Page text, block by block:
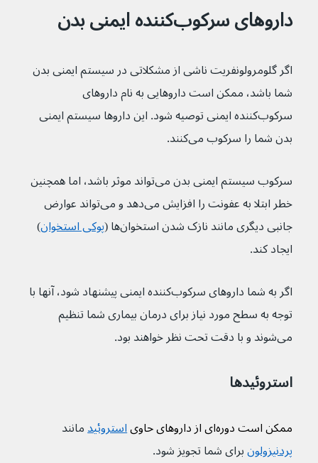
داروهای سرکوب‌کننده ایمنی بدن
اگر گلومرولونفریت ناشی از مشکلاتی در سیستم ایمنی بدن
شما باشد، ممکن است داروهایی به نام داروهای
سرکوب‌کننده ایمنی توصیه شود. این داروها سیستم ایمنی
بدن شما را سرکوب می‌کنند.
سرکوب سیستم ایمنی بدن می‌تواند موثر باشد، اما همچنین
خطر ابتلا به عفونت را افزایش می‌دهد و می‌تواند عوارض
جانبی دیگری مانند نازک شدن استخوان‌ها (
پوکی استخوان)
ایجاد کند.
اگر به شما داروهای سرکوب‌کننده ایمنی پیشنهاد شود، آنها با
توجه به سطح مورد نیاز برای درمان بیماری شما تنظیم
می‌شوند و با دقت تحت نظر خواهند بود.
استروئیدها
ممکن است دوره‌ای از داروهای حاوی استروئیدمانند
پردنیزولونبرای شما تجویز شود.